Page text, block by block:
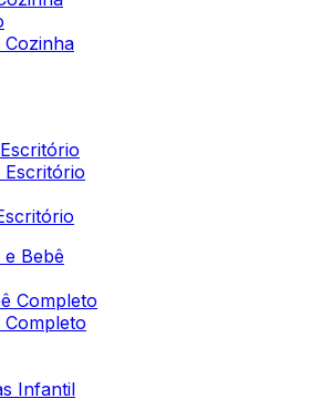
Bebê
Completo
Infantil